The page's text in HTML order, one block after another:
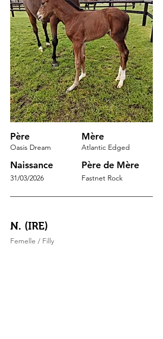
Père
Oasis Dream
Naissance
31/03/2026
Mère
Atlantic Edged
Père de Mère
Fastnet Rock
N. (IRE)
Femelle / Filly